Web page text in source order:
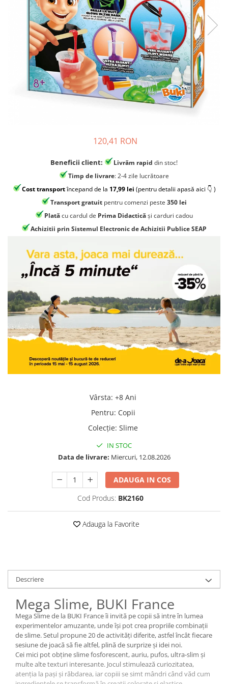
Jocuri experimente stiintifice
Casute copii
Jocuri de rol
Jocuri inteligenta si memorie
Casute papusi
Jocuri dezvoltare emotionala
Jucarii si jocuri Montessori
Ceasuri copii
Jocuri de cooperare
Jocuri dezvoltarea imaginatiei
Jocuri geografie
Jocuri invatat limba engleza
Jocuri Origami
Jocuri si jucarii educative
Jocuri STEAM
Jucarii interactive
Jucarii muzicale
Jucării ȋndemânare
Masinute si trenulete
Roboti de jucarie
Carti metoda Montessori
Carti si culegeri cu exercitii
Cărți educative pentru copii
120,41 RON
Beneficii client: Livrăm rapid din stoc!
Timp de livrare: 2-4 zile lucrătoare
Cost transportîncepand de la 17,99 lei (pentru detalii apasă aici 👇 )
Transport gratuit pentru comenzi peste 350 lei
Platăcu cardul de Prima Didacticăși carduri cadou
Achizitii prin Sistemul Electronic de Achizitii Publice SEAP
Vârsta: +8 Ani
Pentru: Copii
Colecţie: Slime
IN STOC
Data de livrare: Miercuri, 12.08.2026
ADAUGA IN COS
Cod Produs: BK2160
Adauga la Favorite
Descriere
Mega Slime, BUKI France
Mega Slime de la BUKI France îi invită pe copii să intre în lumea
experimentelor amuzante, unde își pot crea propriile combinații
de slime. Setul propune 20 de activități diferite, astfel încât fiecare
sesiune de joacă să fie altfel, plină de surprize și idei noi.
Cei mici pot obține slime fosforescent, auriu, pufos, ultra-slim și
multe alte texturi interesante. Jocul stimulează curiozitatea,
atenția la pași și răbdarea, iar copiii se simt mândri când văd cum